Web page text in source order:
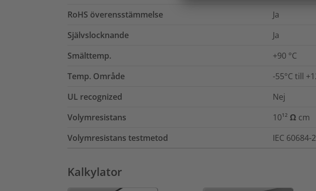
RoHS överensstämmelse
Ja
Självslocknande
Ja
Smälttemp.
+90 °C
Temp. Område
-55°C till
UL recognized
Nej
Volymresistans
10¹² Ω cm
Volymresistans testmetod
IEC 60684-2
Kalkylator